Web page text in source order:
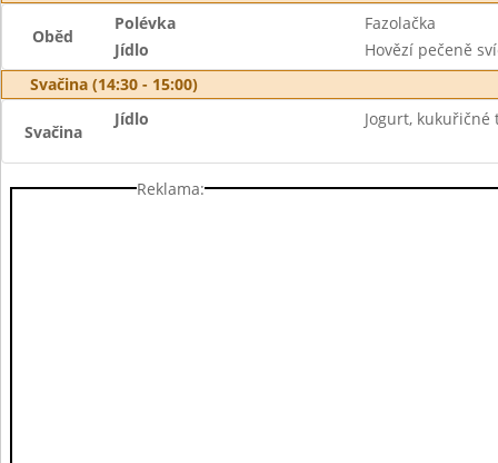
Oběd
Polévka
Fazolačka
Jídlo
Hovězí pečeně
Svačina (14:30 - 15:00)
Svačina
Jídlo Jogurt, kukuřičné
Reklama: